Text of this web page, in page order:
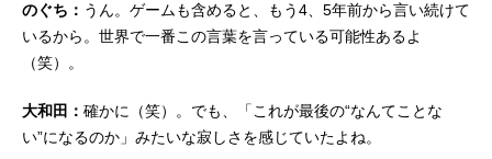
のぐち： うん。ゲームも含めると、もう4、5年前から言い続けて
いるから。世界で一番この言葉を言っている可能性あるよ
（笑）。
大和田： 確かに（笑）。でも、「これが最後の“なんてことな
い”になるのか」みたいな寂しさを感じていたよね。